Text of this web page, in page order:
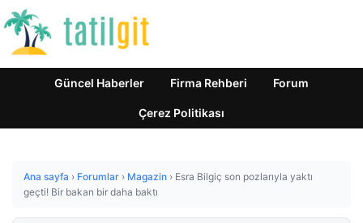
Güncel Haberler Firma Rehberi Forum
Çerez Politikası
Ana sayfa › Forumlar › Magazin › Esra Bilgiç son pozlarıyla yaktı
geçti! Bir bakan bir daha baktı